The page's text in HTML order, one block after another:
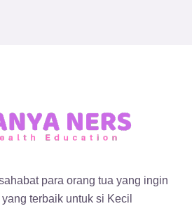
para orang tua yang ingin
terbaik untuk si Kecil